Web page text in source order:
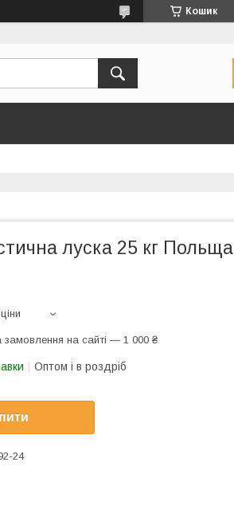
Кошик
луска 25 кг Польща
замовлення на сайті — 1 000 ₴
Оптом і в роздріб
24